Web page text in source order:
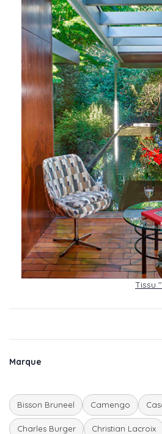
Tissu
Marque
Bisson Bruneel Camengo
Charles Burger Christian Lacroix